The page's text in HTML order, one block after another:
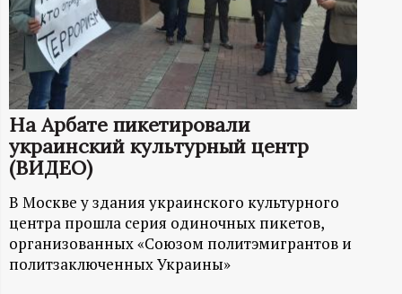
М
А
Й
Д
А
Н
-
На Арбате пикетировали
украинский культурный центр
(ВИДЕО)
В Москве у здания украинского культурного
центра прошла серия одиночных пикетов,
организованных «Союзом политэмигрантов и
политзаключенных Украины»